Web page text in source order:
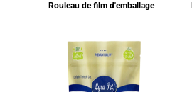
Rouleau de film d'emballage